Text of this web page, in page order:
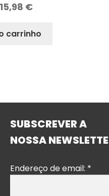
15,98 €
carrinho
SUBSCREVER A
NOSSA
Endereço de email: *